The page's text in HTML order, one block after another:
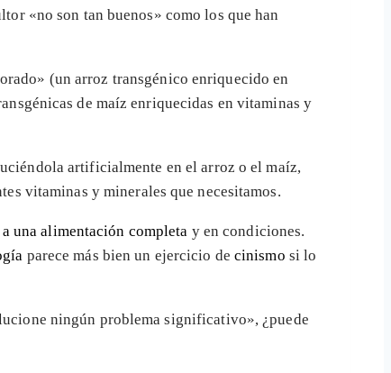
«no son tan buenos» como los que han
(un arroz transgénico enriquecido en
de maíz enriquecidas en vitaminas y
artificialmente en el arroz o el maíz,
vitaminas y minerales que necesitamos.
una alimentación completa y en condiciones.
parece más bien un ejercicio de cinismo si lo
ningún problema significativo», ¿puede